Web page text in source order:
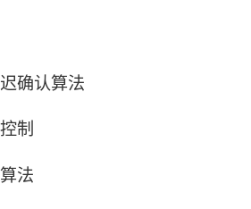
确认算法
制
法